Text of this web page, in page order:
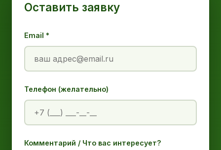
Оставить заявку
Email *
Телефон (желательно)
Комментарий / Что вас интересует?